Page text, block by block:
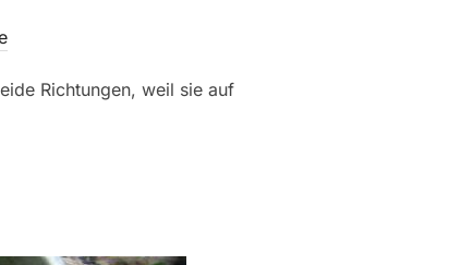
Richtungen, weil sie auf